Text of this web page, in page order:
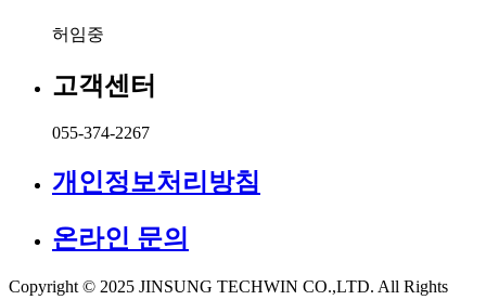
허임중
고객센터
055-374-2267
개인정보처리방침
온라인 문의
Copyright © 2025 JINSUNG TECHWIN CO.,LTD. All Rights